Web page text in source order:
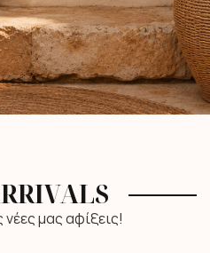
μας αφίξεις!